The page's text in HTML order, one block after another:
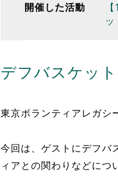
開催した活動
ッ
デフバスケッ
東京ボランティアレガシ
今回は、ゲストにデフバ
ィアとの関わりなどにつ